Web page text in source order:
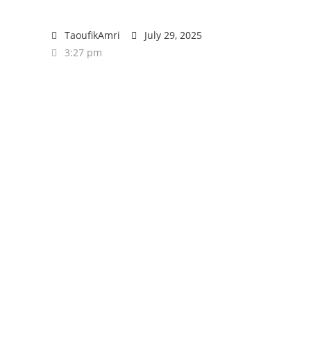
TaoufikAmri
July 29, 2025
3:27 pm